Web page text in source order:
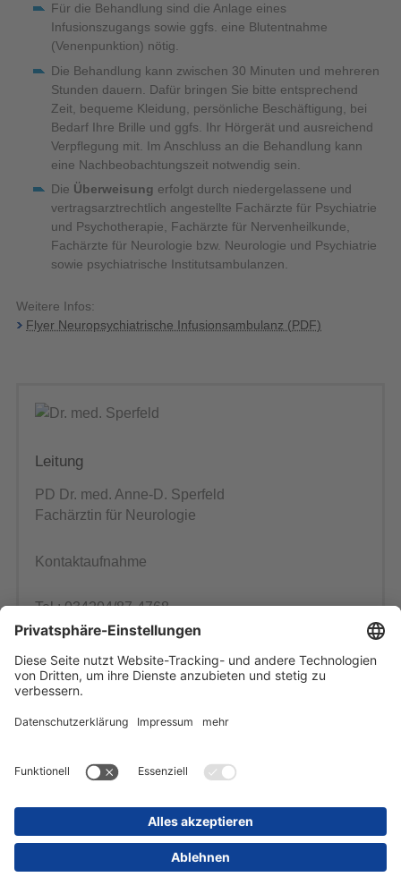
Für die Behandlung sind die Anlage eines
Infusionszugangs sowie ggfs. eine Blutentnahme
(Venenpunktion) nötig.
Die Behandlung kann zwischen 30 Minuten und mehreren
Stunden dauern. Dafür bringen Sie bitte entsprechend
Zeit, bequeme Kleidung, persönliche Beschäftigung, bei
Bedarf Ihre Brille und ggfs. Ihr Hörgerät und ausreichend
Verpflegung mit. Im Anschluss an die Behandlung kann
eine Nachbeobachtungszeit notwendig sein.
Die Überweisung erfolgt durch niedergelassene und
vertragsarztrechtlich angestellte Fachärzte für Psychiatrie
und Psychotherapie, Fachärzte für Nervenheilkunde,
Fachärzte für Neurologie bzw. Neurologie und Psychiatrie
sowie psychiatrische Institutsambulanzen.
Weitere Infos:
Flyer Neuropsychiatrische Infusionsambulanz (PDF)
Leitung
PD Dr. med. Anne-D. Sperfeld
Fachärztin für Neurologie
Kontaktaufnahme
Tel.: 034204/87-4768
(Mo - Fr: 8-13 Uhr)
per E-Mail
KIM-Adresse für Ärzte:
Infusionsambulanz@
Inhaltsübersicht Impressum